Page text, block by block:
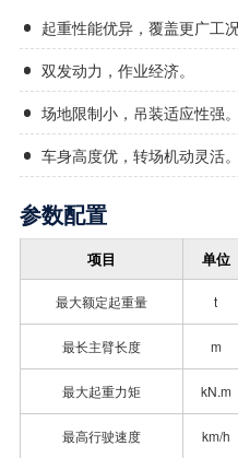
起重性能优异，覆盖更广工况
双发动力，作业经济。
场地限制小，吊装适应性强。
车身高度优，转场机动灵活。
参数配置
项目 单位
最大额定起重量 t
最长主臂长度 m
最大起重力矩 kN.m
最高行驶速度 km/h